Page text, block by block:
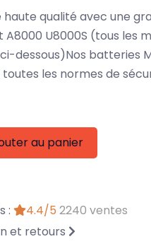
qualité avec une
U8000S (tous les
dessous)Nos batteries
les normes de
au panier
:
4.4/5 2240 ventes
et retours